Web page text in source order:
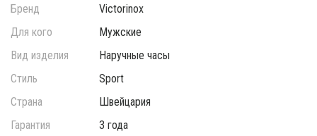
Бренд
Victorinox
Для кого
Мужские
Вид изделия
Наручные часы
Стиль
Sport
Страна
Швейцария
Гарантия
3 года